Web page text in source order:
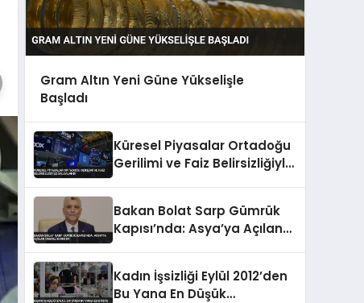
Gram Altın Yeni Güne Yükselişle
Başladı
Küresel Piyasalar Ortadoğu
Gerilimi ve Faiz Belirsizliğiyle
Bakan Bolat Sarp Gümrük
Kapısı’nda: Asya’ya Açılan
Kadın İşsizliği Eylül 2012’den
Bu Yana En Düşük